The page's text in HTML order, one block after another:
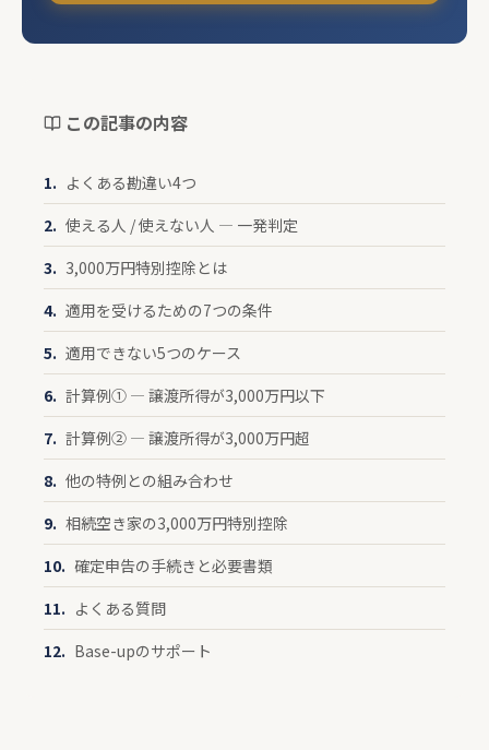
この記事の内容
よくある勘違い4つ
使える人 / 使えない人 — 一発判定
3,000万円特別控除とは
適用を受けるための7つの条件
適用できない5つのケース
計算例① — 譲渡所得が3,000万円以下
計算例② — 譲渡所得が3,000万円超
他の特例との組み合わせ
相続空き家の3,000万円特別控除
確定申告の手続きと必要書類
よくある質問
Base-upのサポート